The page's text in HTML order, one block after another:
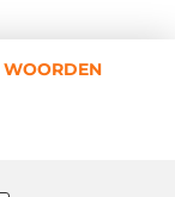
WOORDEN